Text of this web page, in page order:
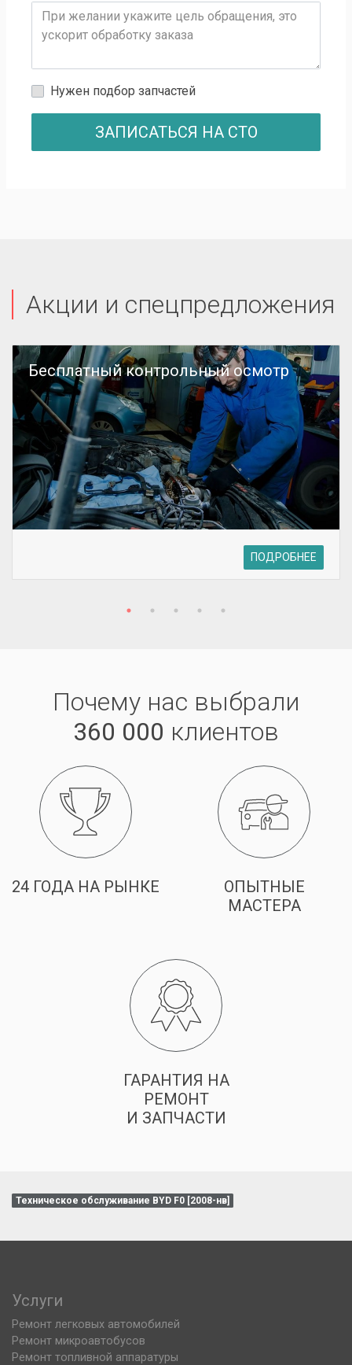
Нужен подбор запчастей
ЗАПИСАТЬСЯ НА СТО
Акции и спецпредложения
Бесплатный контрольный осмотр
ПОДРОБНЕЕ
Почему нас выбрали
360 000 клиентов
24 ГОДА НА РЫНКЕ
ОПЫТНЫЕ
МАСТЕРА
ГАРАНТИЯ НА
РЕМОНТ
И ЗАПЧАСТИ
Техническое обслуживание BYD F0 [2008-нв]
Услуги
Ремонт легковых автомобилей
Ремонт микроавтобусов
Ремонт топливной аппаратуры